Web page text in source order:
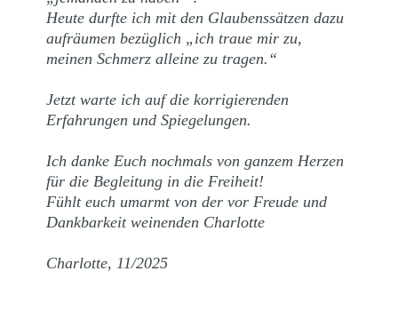
Heute durfte ich mit den Glaubenssätzen dazu
aufräumen bezüglich „ich traue mir zu,
meinen Schmerz alleine zu tragen.“
Jetzt warte ich auf die korrigierenden
Erfahrungen und Spiegelungen.
Ich danke Euch nochmals von ganzem Herzen
für die Begleitung in die Freiheit!
Fühlt euch umarmt von der vor Freude und
Dankbarkeit weinenden Charlotte
Charlotte, 11/2025